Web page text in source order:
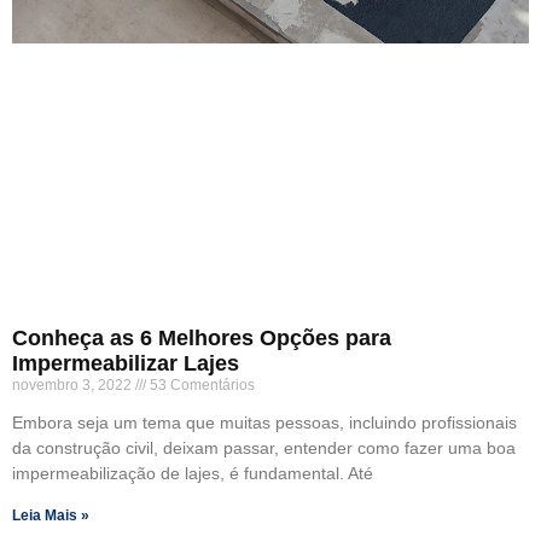
Conheça as 6 Melhores Opções para
Impermeabilizar Lajes
novembro 3, 2022 53 Comentários
Embora seja um tema que muitas pessoas, incluindo profissionais
da construção civil, deixam passar, entender como fazer uma boa
impermeabilização de lajes, é fundamental. Até
Leia Mais »